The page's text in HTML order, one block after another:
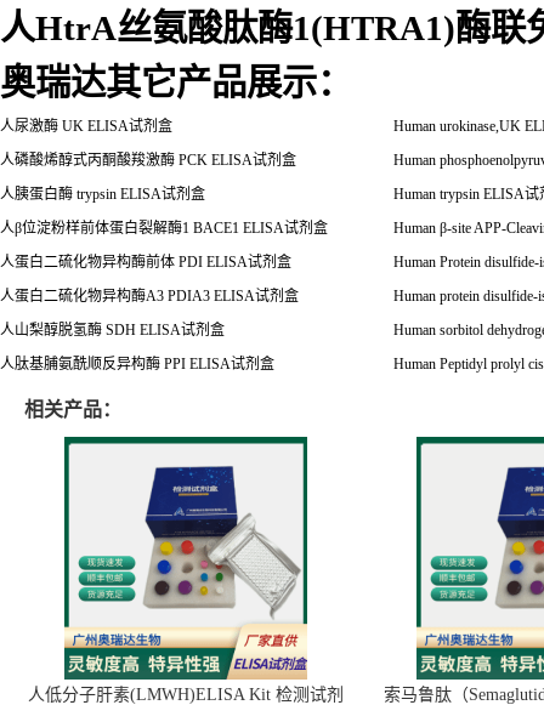
人HtrA丝氨酸肽酶1(HTRA1)酶联
奥瑞达其它产品展示：
人尿激酶 UK ELISA试剂盒
Human urokinase,UK
人磷酸烯醇式丙酮酸羧激酶 PCK ELISA试剂盒
Human
人胰蛋白酶 trypsin ELISA试剂盒 Human trypsin ELISA试
人β位淀粉样前体蛋白裂解酶1 BACE1 ELISA试剂盒 Human β-site APP-
人蛋白二硫化物异构酶前体 PDI ELISA试剂盒
Human Protein
人蛋白二硫化物异构酶A3 PDIA3 ELISA试剂盒
Human protein
人山梨醇脱氢酶 SDH ELISA试剂盒
Human sorbitol
人肽基脯氨酰顺反异构酶 PPI ELISA试剂盒 Human Peptidyl prolyl
相关产品：
人低分子肝素(LMWH)ELISA Kit 检测试剂
索马鲁肽（